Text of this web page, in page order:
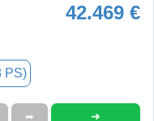
42.469 €
PS)
➦ ➜